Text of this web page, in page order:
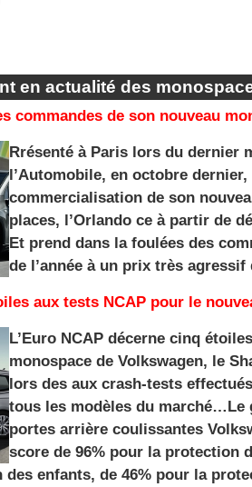
en actualité des
commandes de son nouveau
Rrésenté à Paris lors du dernier
l’Automobile, en octobre
commercialisation de son
places, l’Orlando ce à partir de
Et prend dans la foulées des
de l’année à un prix très agressif
aux tests NCAP pour le
L’Euro NCAP décerne cinq
monospace de Volkswagen, le
lors des aux crash-tests
tous les modèles du marché…Le
portes arrière coulissantes
score de 96% pour la protection
enfants, de 46% pour la